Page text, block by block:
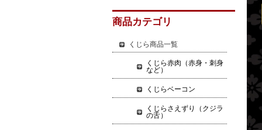
商品カテゴリ
くじら商品一覧
くじら赤肉（赤身・刺身
など）
くじらベーコン
くじらさえずり（クジラ
の舌）